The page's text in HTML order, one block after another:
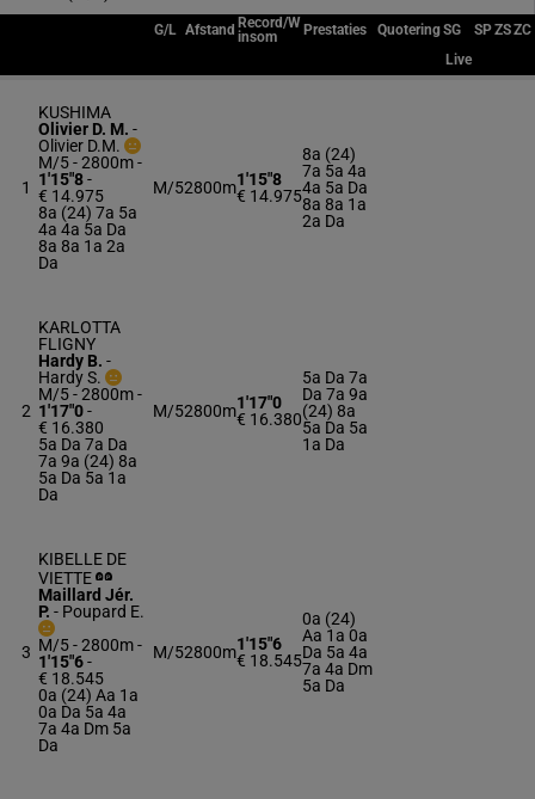
G/L Afstand Record/W
insom
Prestaties QuoteringSG SPZSZC
Live
1
KUSHIMA
Olivier D. M. -
Olivier D.M.
M/5 - 2800m-
1'15"8-
€ 14.975
8a (24) 7a 5a
4a 4a 5a Da
8a 8a 1a 2a
Da
M/52800m1'15"8
€ 14.975
8a (24)
7a 5a 4a
4a 5a Da
8a 8a 1a
2a Da
2
KARLOTTA
FLIGNY
Hardy B. -
Hardy S.
M/5 - 2800m-
1'17"0-
€ 16.380
5a Da 7a Da
7a 9a (24) 8a
5a Da 5a 1a
Da
M/52800m1'17"0
€ 16.380
5a Da 7a
Da 7a 9a
(24) 8a
5a Da 5a
1a Da
3
KIBELLE DE
VIETTE
Maillard Jér.
P. - Poupard E.
M/5 - 2800m-
1'15"6-
€ 18.545
0a (24) Aa 1a
0a Da 5a 4a
7a 4a Dm 5a
Da
M/52800m1'15"6
€ 18.545
0a (24)
Aa 1a 0a
Da 5a 4a
7a 4a Dm
5a Da